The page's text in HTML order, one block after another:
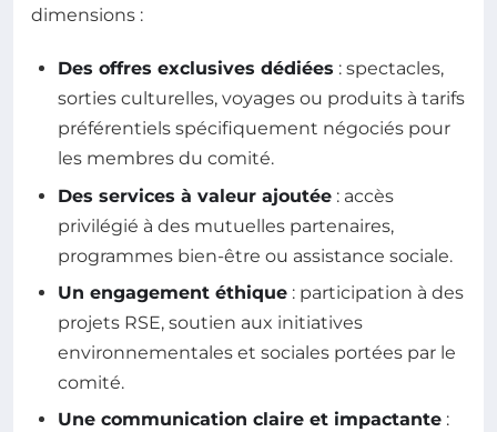
dimensions :
Des offres exclusives dédiées : spectacles,
sorties culturelles, voyages ou produits à tarifs
préférentiels spécifiquement négociés pour
les membres du comité.
Des services à valeur ajoutée : accès
privilégié à des mutuelles partenaires,
programmes bien-être ou assistance sociale.
Un engagement éthique : participation à des
projets RSE, soutien aux initiatives
environnementales et sociales portées par le
comité.
Une communication claire et impactante :